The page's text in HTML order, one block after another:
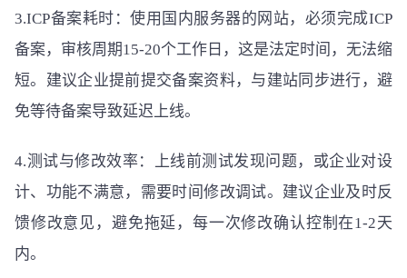
3.ICP备案耗时：使用国内服务器的网站，必须完成ICP
备案，审核周期15-20个工作日，这是法定时间，无法缩
短。建议企业提前提交备案资料，与建站同步进行，避
免等待备案导致延迟上线。
4.测试与修改效率：上线前测试发现问题，或企业对设
计、功能不满意，需要时间修改调试。建议企业及时反
馈修改意见，避免拖延，每一次修改确认控制在1-2天
内。